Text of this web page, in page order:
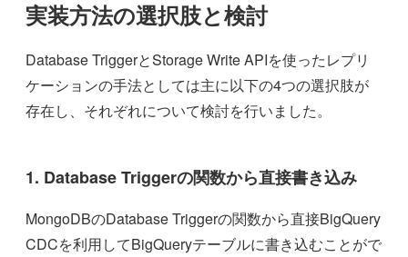
実装方法の選択肢と検討
Database TriggerとStorage Write APIを使ったレプリ
ケーションの手法としては主に以下の4つの選択肢が
存在し、それぞれについて検討を行いました。
1. Database Triggerの関数から直接書き込み
MongoDBのDatabase Triggerの関数から直接BigQuery
CDCを利用してBigQueryテーブルに書き込むことがで